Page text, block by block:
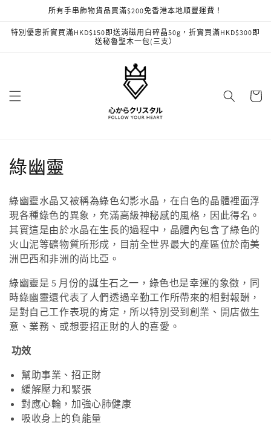
所有手串飾物貨品買滿$200免香港本地順豐運費！
特別優惠折實買滿HKD$150即送消磁用白碎晶50g，折實買滿HKD$300即
送秘魯聖木一包(三支）
物
商
品
系
列
:
綠幽靈
綠幽靈水晶又被稱為綠色幻影水晶，在白色的晶體裡面浮
現各種綠色的異象，充滿高級神秘感的風格，因此得名。
其實這是由於水晶在生長的過程中，晶體內包含了綠色的
火山泥等礦物質所形成，目前全世界最大的產區位於南美
洲巴西和非洲的尚比亞。
綠幽靈是 5 月份的誕生石之一，綠色也是幸運的象徵，同
時綠幽靈還代表了人們透過辛勤工作所帶來的相對報酬，
是對自己工作表現的肯定，所以特別受到創業、開店做生
意、業務、或想要招正財的人的喜愛。
功效
幫助事業、招正財
緩解壓力和緊張
對應心輪，加強心肺健康
吸收身上的負能量